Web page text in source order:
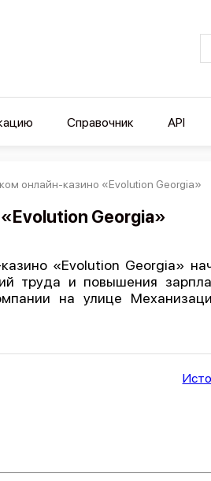
Справочник API
онлайн-казино «Evolution Georgia»
Georgia»
«Evolution Georgia»
труда и повышения
на улице